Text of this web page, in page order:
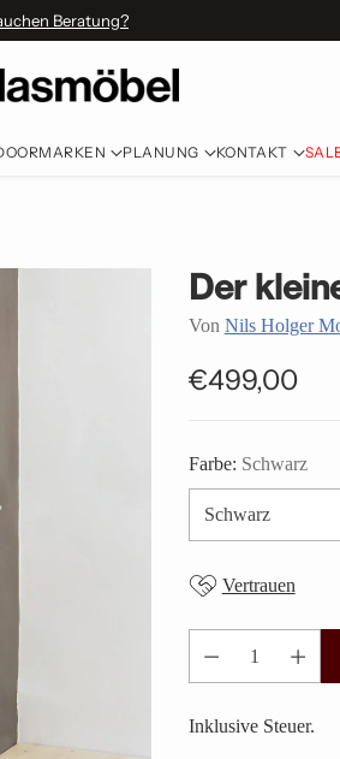
Beratung?
MARKEN PLANUNG KONTAKT
Der
Von Nils Holger
Normaler
€499,00
Farbe: Schwarz
Vertrauen
Anzahl
Inklusive Steuer.